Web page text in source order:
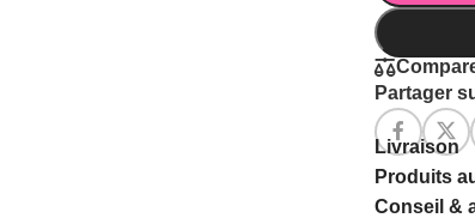
Partager
Livraison
Produits
Conseil &